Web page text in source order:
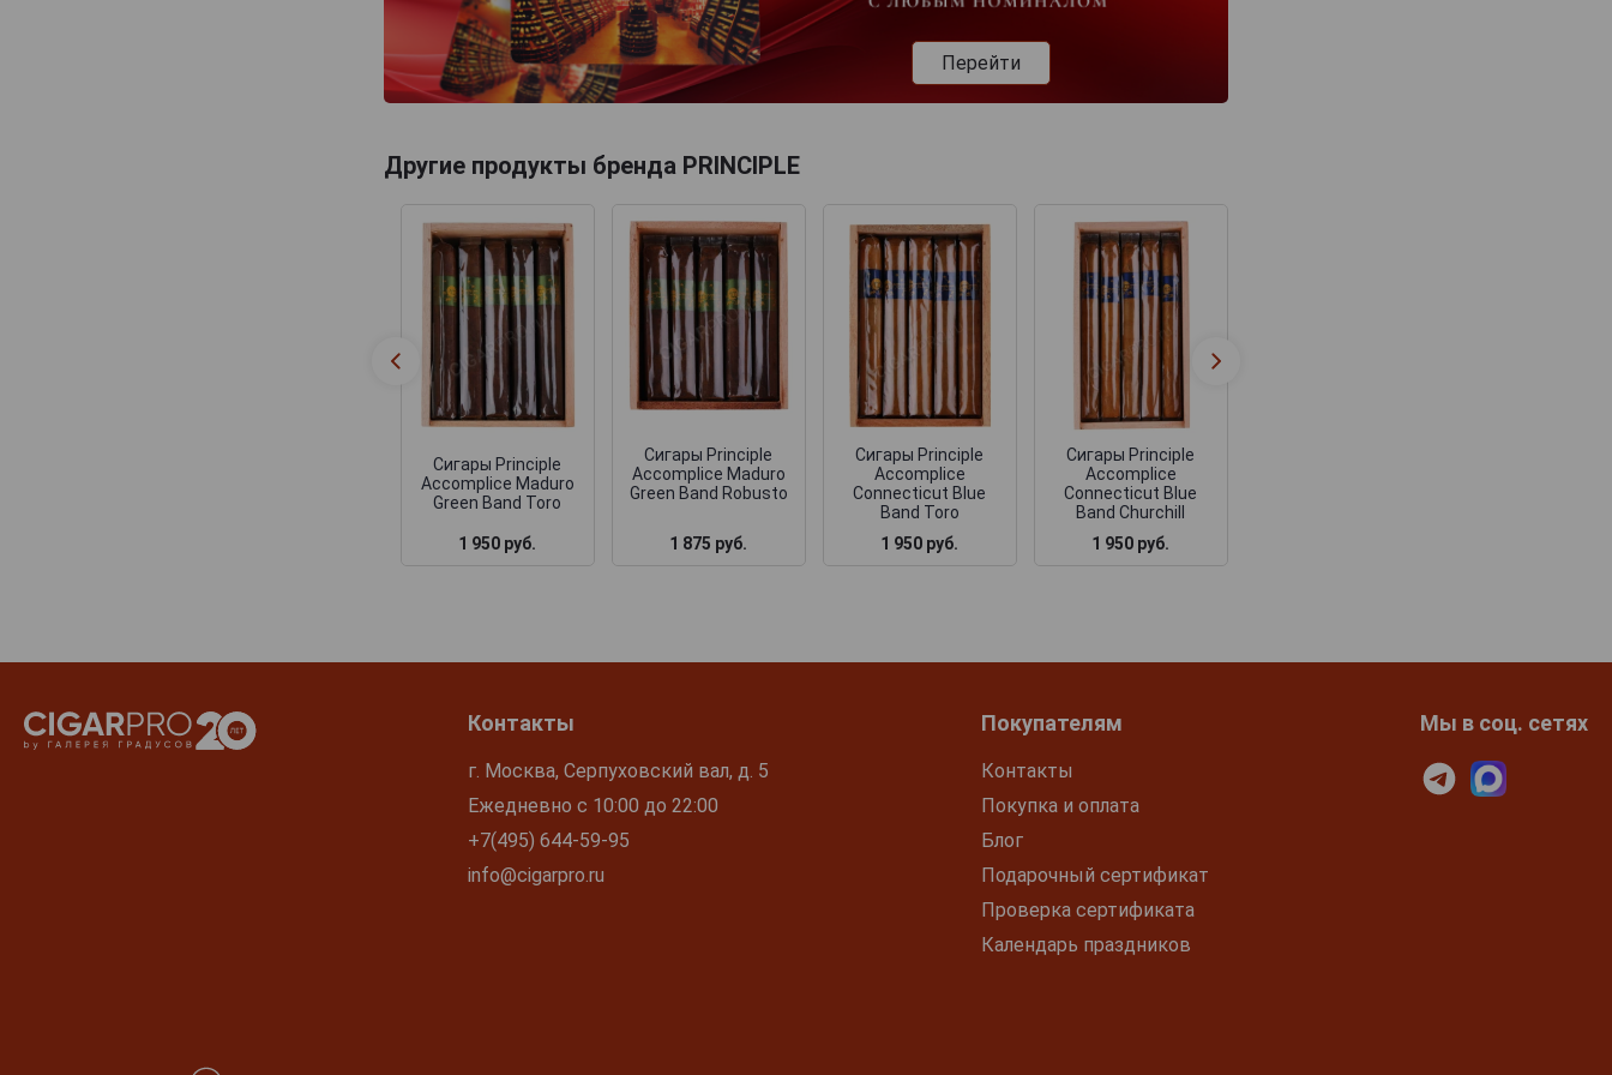
Перейти
Другие продукты бренда PRINCIPLE
Сигары Principle
Accomplice Maduro
Green Band Toro
1 950 руб.
Сигары Principle
Accomplice Maduro
Green Band Robusto
1 875 руб.
Сигары Principle
Accomplice
Connecticut Blue
Band Toro
1 950 руб.
Сигары Principle
Accomplice
Connecticut Blue
Band Churchill
1 950 руб.
Контакты
г. Москва, Серпуховский вал, д. 5
Ежедневно с 10:00 до 22:00
+7(495) 644-59-95
info@cigarpro.ru
Покупателям
Контакты
Покупка и оплата
Блог
Подарочный сертификат
Проверка сертификата
Календарь праздников
Мы в соц. сетях